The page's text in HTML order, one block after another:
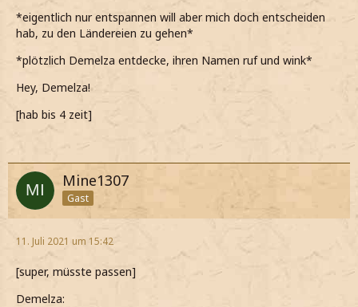
*eigentlich nur entspannen will aber mich doch entscheiden
hab, zu den Ländereien zu gehen*
*plötzlich Demelza entdecke, ihren Namen ruf und wink*
Hey, Demelza!
[hab bis 4 zeit]
Mine1307
Gast
11. Juli 2021 um 15:42
[super, müsste passen]
Demelza: